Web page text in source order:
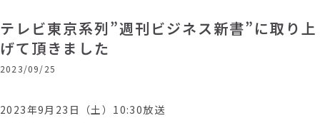
テレビ東京系列”週刊ビジネス新書”に取り上
げて頂きました
2023/09/25
2023年9月23日（土）10:30放送